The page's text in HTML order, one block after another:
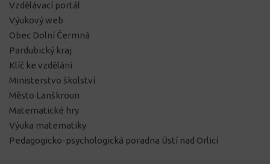
Vzdělávací portál
Výukový web
Obec Dolní Čermná
Pardubický kraj
Klíč ke vzdělání
Ministerstvo školství
Město Lanškroun
Matematické hry
Výuka matematiky
Pedagogicko-psychologická poradna Ústí nad Orlicí